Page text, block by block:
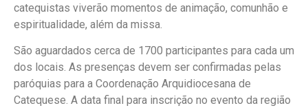
catequistas viverão momentos de animação, comunhão e
espiritualidade, além da missa.
São aguardados cerca de 1700 participantes para cada um
dos locais. As presenças devem ser confirmadas pelas
paróquias para a Coordenação Arquidiocesana de
Catequese. A data final para inscrição no evento da região